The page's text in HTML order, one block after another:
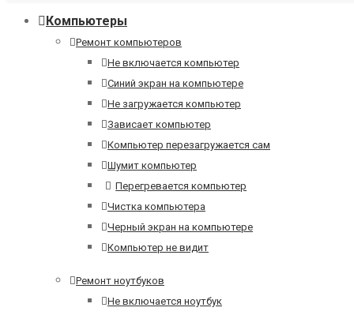
Компьютеры
Ремонт компьютеров
Не включается компьютер
Синий экран на компьютере
Не загружается компьютер
Зависает компьютер
Компьютер перезагружается сам
Шумит компьютер
Перегревается компьютер
Чистка компьютера
Черный экран на компьютере
Компьютер не видит
Ремонт ноутбуков
Не включается ноутбук